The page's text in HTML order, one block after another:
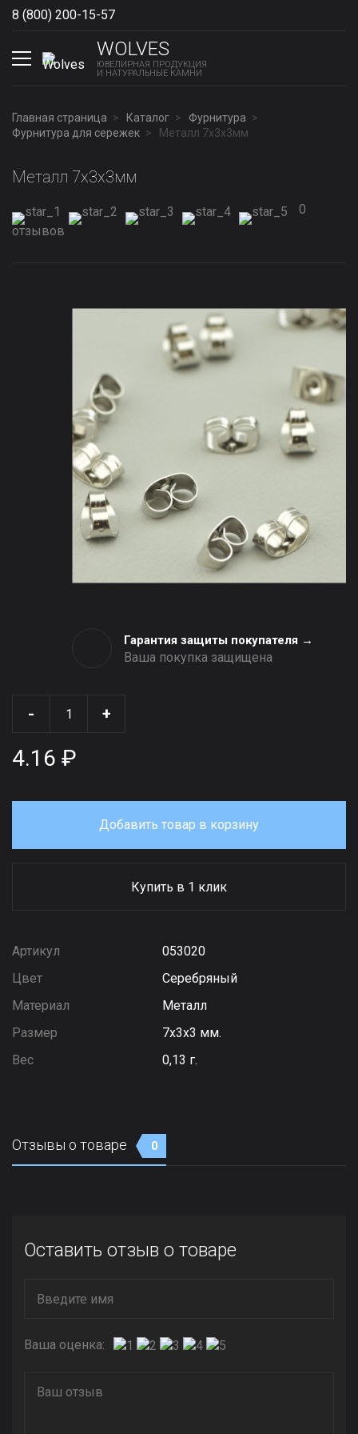
8 (800) 200-15-57
WOLVES
ЮВЕЛИРНАЯ ПРОДУКЦИЯ
И НАТУРАЛЬНЫЕ КАМНИ
Главная страница Каталог
Фурнитура
Фурнитура для сережек
Металл 7x3x3мм
Металл 7x3x3мм
0
отзывов
Гарантия защиты покупателя →
Ваша покупка защищена
- +
4.16 ₽
Добавить товар в корзину
Купить в 1 клик
Артикул
053020
Цвет
Серебряный
Материал
Металл
Размер
7х3х3 мм.
Вес
0,13 г.
Отзывы о товаре 0
Оставить отзыв о товаре
Ваша оценка: